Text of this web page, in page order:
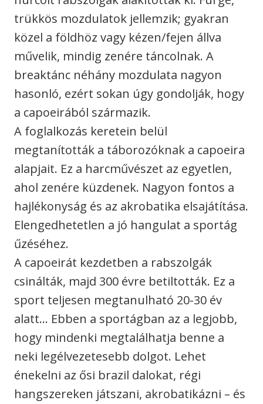
trükkös mozdulatok jellemzik; gyakran
közel a földhöz vagy kézen/fejen állva
művelik, mindig zenére táncolnak. A
breaktánc néhány mozdulata nagyon
hasonló, ezért sokan úgy gondolják, hogy
a capoeirából származik.
A foglalkozás keretein belül
megtanították a táborozóknak a capoeira
alapjait. Ez a harcművészet az egyetlen,
ahol zenére küzdenek. Nagyon fontos a
hajlékonyság és az akrobatika elsajátítása.
Elengedhetetlen a jó hangulat a sportág
űzéséhez.
A capoeirát kezdetben a rabszolgák
csinálták, majd 300 évre betiltották. Ez a
sport teljesen megtanulható 20-30 év
alatt… Ebben a sportágban az a legjobb,
hogy mindenki megtalálhatja benne a
neki legélvezetesebb dolgot. Lehet
énekelni az ősi brazil dalokat, régi
hangszereken játszani, akrobatikázni – és